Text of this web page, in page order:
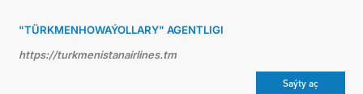
"TÜRKMENHOWAÝOLLARY" AGENTLIGI
https://turkmenistanairlines.tm
Saýty aç